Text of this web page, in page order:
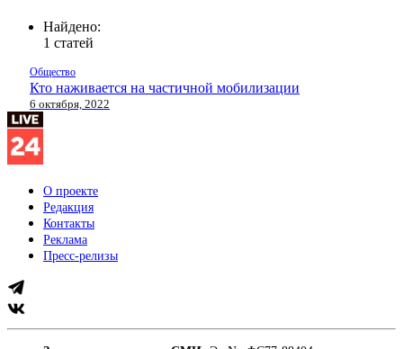
Найдено:
1 статей
Общество
Кто наживается на частичной мобилизации
6 октября, 2022
О проекте
Редакция
Контакты
Реклама
Пресс-релизы